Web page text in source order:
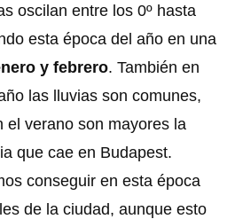
oscilan entre los 0º hasta
esta época del año en una
y febrero. También en
las lluvias son comunes,
el verano son mayores la
que cae en Budapest.
conseguir en esta época
de la ciudad, aunque esto